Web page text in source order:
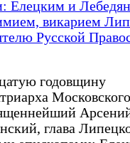
Елецким и
викарием
Русской
годовщину
глава